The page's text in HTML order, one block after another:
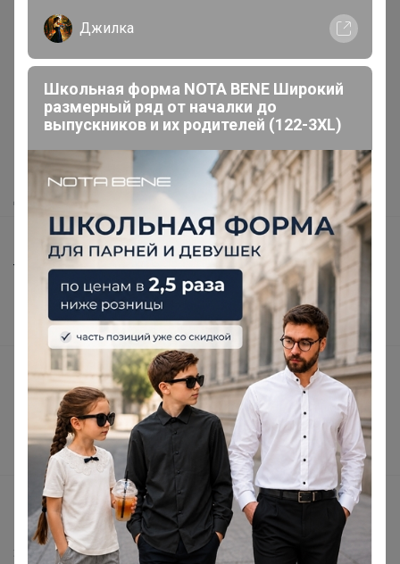
Реклама
Как здесь все устроено?
Как получить?
Доставка
Шоурумы
Торговые марки
Наша команда
В наличии
Подарочные сертификаты
Реклама на сайте
Поставщикам
Вакансии
support@24-ok.ru
Написать в поддержку
Защита покупателя
Джилка
Школьная форма NOTA BENE Широкий
размерный ряд от началки до
выпускников и их родителей (122-3XL)